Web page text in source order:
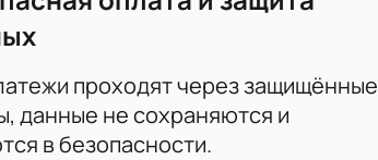
проходят через защищённые
данные не сохраняются и
в безопасности.